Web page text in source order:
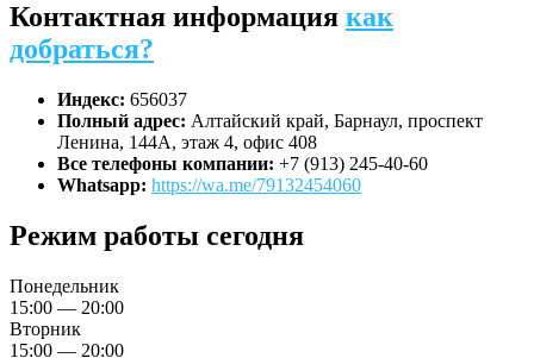
Контактная информация как
добраться?
Индекс: 656037
Полный адрес: Алтайский край, Барнаул, проспект
Ленина, 144А, этаж 4, офис 408
Все телефоны компании: +7 (913) 245-40-60
Whatsapp: https://wa.me/79132454060
Режим работы сегодня
Понедельник
15:00 — 20:00
Вторник
15:00 — 20:00